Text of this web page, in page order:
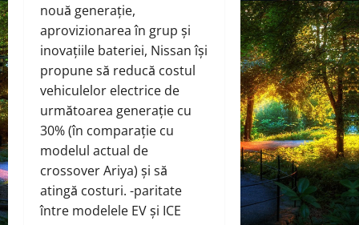
nouă generație,
aprovizionarea în grup și
inovațiile bateriei, Nissan își
propune să reducă costul
vehiculelor electrice de
următoarea generație cu
30% (în comparație cu
modelul actual de
crossover Ariya) și să
atingă costuri. -paritate
între modelele EV și ICE